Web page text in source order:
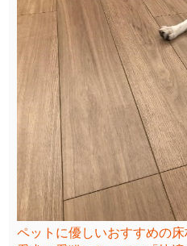
ペットに優しいおすすめの